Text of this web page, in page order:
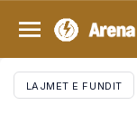
LAJMET E FUNDIT